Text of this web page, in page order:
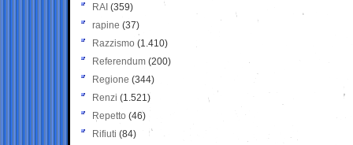
RAI (359)
rapine (37)
Razzismo (1.410)
Referendum (200)
Regione (344)
Renzi (1.521)
Repetto (46)
Rifiuti (84)